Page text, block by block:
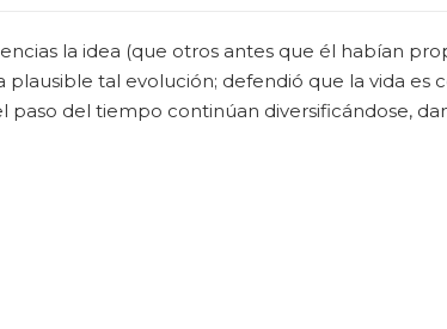
la idea (que otros antes que él habían
tal evolución; defendió que la vida es
del tiempo continúan diversificándose,